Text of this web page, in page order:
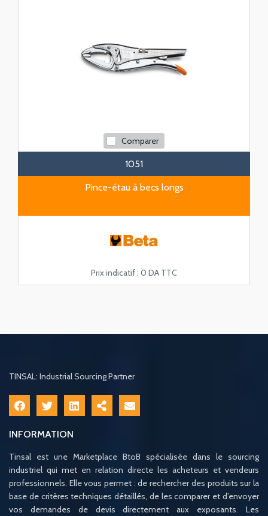
Comparer
1051
Pince-étau à becs longs
Prix indicatif : 0 DA TTC
TINSAL: Industrial Sourcing Partner
INFORMATION
Tinsal est une Marketplace BtoB spécialisée dans le sourcing
industriel qui met en relation directe les acheteurs et vendeurs
professionnels. Elle vous permet : de rechercher des produits sur la
base de critères techniques détaillés, de les comparer et d’envoyer
vos demandes de devis directement aux exposants. Les